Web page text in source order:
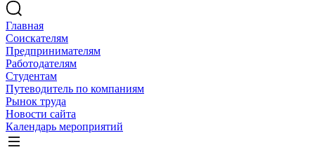
Главная
Соискателям
Предпринимателям
Работодателям
Студентам
Путеводитель по компаниям
Рынок труда
Новости сайта
Календарь мероприятий